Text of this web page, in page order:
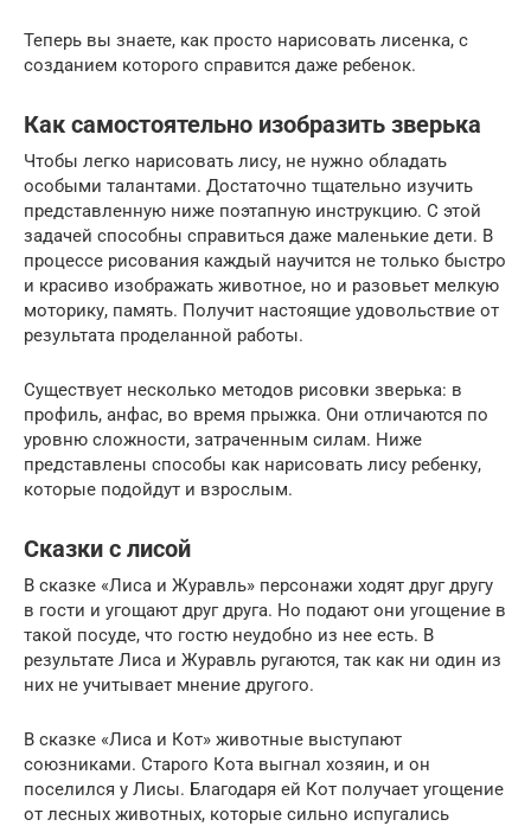
Теперь вы знаете, как просто нарисовать лисенка, с
созданием которого справится даже ребенок.
Как самостоятельно изобразить зверька
Чтобы легко нарисовать лису, не нужно обладать
особыми талантами. Достаточно тщательно изучить
представленную ниже поэтапную инструкцию. С этой
задачей способны справиться даже маленькие дети. В
процессе рисования каждый научится не только быстро
и красиво изображать животное, но и разовьет мелкую
моторику, память. Получит настоящие удовольствие от
результата проделанной работы.
Существует несколько методов рисовки зверька: в
профиль, анфас, во время прыжка. Они отличаются по
уровню сложности, затраченным силам. Ниже
представлены способы как нарисовать лису ребенку,
которые подойдут и взрослым.
Сказки с лисой
В сказке «Лиса и Журавль» персонажи ходят друг другу
в гости и угощают друг друга. Но подают они угощение в
такой посуде, что гостю неудобно из нее есть. В
результате Лиса и Журавль ругаются, так как ни один из
них не учитывает мнение другого.
В сказке «Лиса и Кот» животные выступают
союзниками. Старого Кота выгнал хозяин, и он
поселился у Лисы. Благодаря ей Кот получает угощение
от лесных животных, которые сильно испугались